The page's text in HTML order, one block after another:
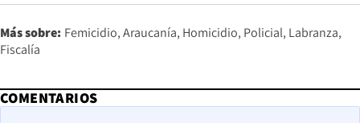
Más sobre: Femicidio Araucanía Homicidio Policial Labranza
Fiscalía
COMENTARIOS